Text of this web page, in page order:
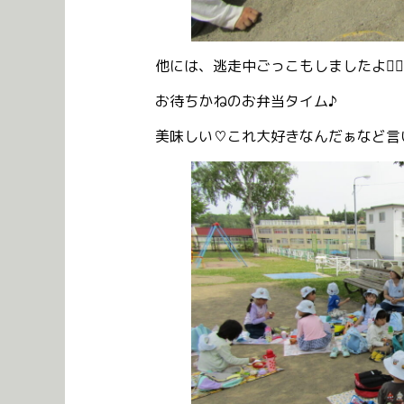
他には、逃走中ごっこもしましたよ
お待ちかねのお弁当タイム♪
美味しい♡これ大好きなんだぁなど